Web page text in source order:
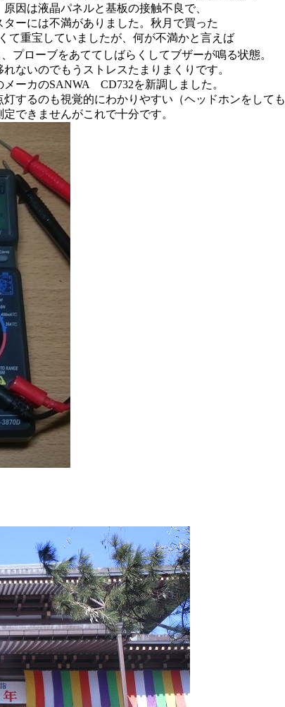
因は液晶パネルと基板の接触不良で、
ーには不満がありました。秋月で買った
重宝していましたが、何が不満かと言えば
プローブをあててしばらくしてブザーが鳴る状態。
ないのでもうストレスたまりまくりです。
ーカのSANWA CD732を新調しました。
するのも視覚的にわかりやすい（ヘッドホンをしても
できませんがこれで十分です。